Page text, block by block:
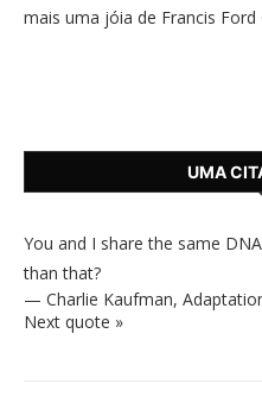
mais uma jóia de Francis Ford
UMA
You and I share the same
than that?
— Charlie Kaufman,
Next quote »